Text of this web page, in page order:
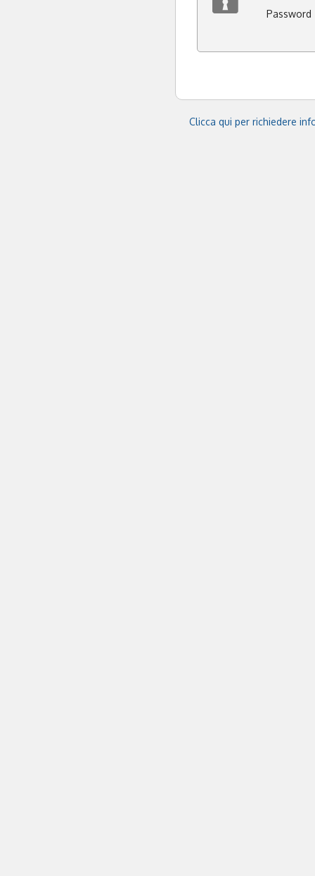
Password
Clicca qui per richiedere